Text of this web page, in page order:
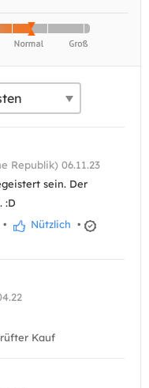
Republik) 06.11.23
sein. Der
:D
• Nützlich •
Kauf